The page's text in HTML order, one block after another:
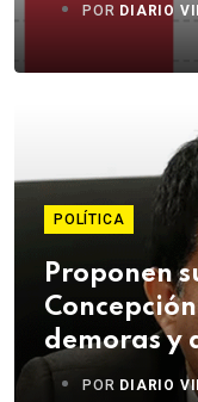
POR DIARIO
POLÍTICA
Proponen
demoras y
POR DIARIO